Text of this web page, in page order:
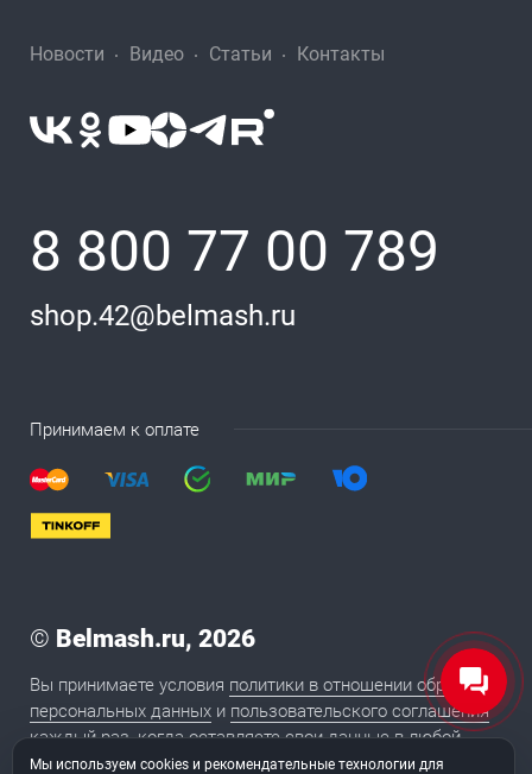
Новости Видео Статьи Контакты
8 800 77 00 789
shop.42@belmash.ru
Принимаем к оплате
© Belmash.ru, 2026
Вы принимаете условия политики в отношении обработки
персональных данных и пользовательского соглашения
каждый раз, когда оставляете свои данные в любой
форме обратной связи на сайте BELMASH.RU
Мы используем cookies и рекомендательные технологии для